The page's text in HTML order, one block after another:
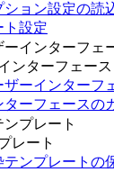
ション設定の読
ト設定
ーインターフェ
ンターフェース
ザーインターフ
ターフェースの
ンプレート
レート
テンプレートの